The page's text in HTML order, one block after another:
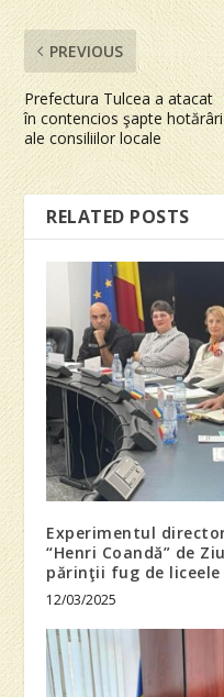
PREVIOUS
Prefectura Tulcea a atacat
în contencios şapte hotărâri
ale consiliilor locale
RELATED POSTS
Experimentul
“Henri Coandă” de
părinţii fug de
12/03/2025